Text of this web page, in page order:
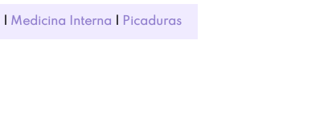
Medicina Interna Picaduras